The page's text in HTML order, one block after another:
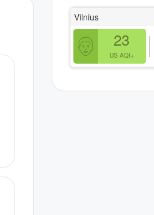
Vilnius
23
US AQI+